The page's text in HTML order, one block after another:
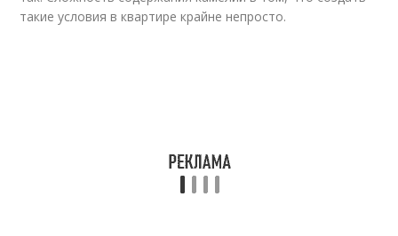
такие условия в квартире крайне непросто.